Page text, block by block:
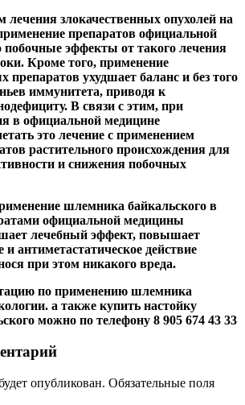
злокачественных опухолей на
препаратов официальной
эффекты от такого лечения
Кроме того, применение
препаратов ухудшает баланс и без того
иммунитета, приводя к
В связи с этим, при
в официальной медицине
это лечение с применением
растительного происхождения для
и снижения побочных
шлемника байкальского в
официальной медицины
лечебный эффект, повышает
и антиметастатическое действие
при этом никакого вреда.
по применению шлемника
а также купить настойку
можно по телефону 8 905 674 43 33
опубликован. Обязательные поля